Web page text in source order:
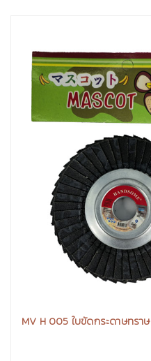
MV H 005 ใบขัดกระดาษทราษ